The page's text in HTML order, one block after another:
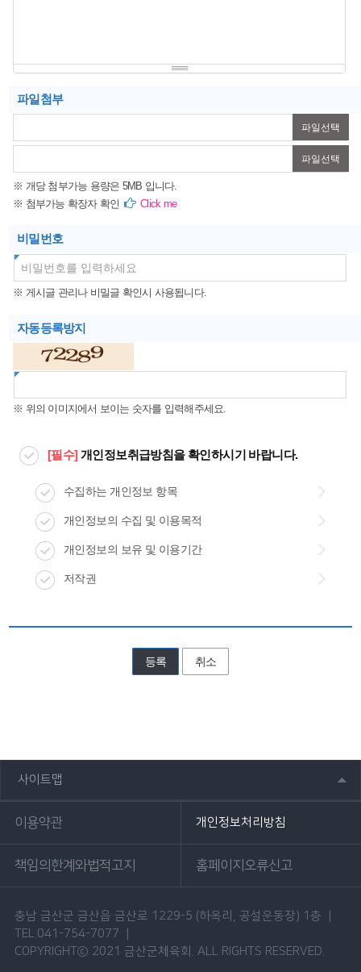
파일첨부
파일선택
파일선택
※ 개당 첨부가능 용량은 5MB 입니다.
※ 첨부가능 확장자 확인
Click me
비밀번호
※ 게시글 관리나 비밀글 확인시 사용됩니다.
자동등록방지
※ 위의 이미지에서 보이는 숫자를 입력해주세요.
[필수]개인정보취급방침을 확인하시기 바랍니다.
수집하는 개인정보 항목
개인정보의 수집 및 이용목적
개인정보의 보유 및 이용기간
저작권
등록 취소
사이트맵
이용약관 개인정보처리방침
책임의한계와법적고지 홈페이지오류신고
충남 금산군 금산읍 금산로 1229-5 (하옥리, 공설운동장) 1층 |
TEL.041-754-7077 |
COPYRIGHTⓒ 2021 금산군체육회. ALL RIGHTS RESERVED.